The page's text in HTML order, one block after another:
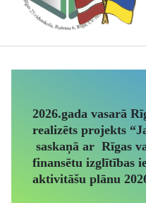
2026.gada vasarā
realizēts projekts
saskaņā ar Rīgas
finansētu izglītības
aktivitāšu plānu